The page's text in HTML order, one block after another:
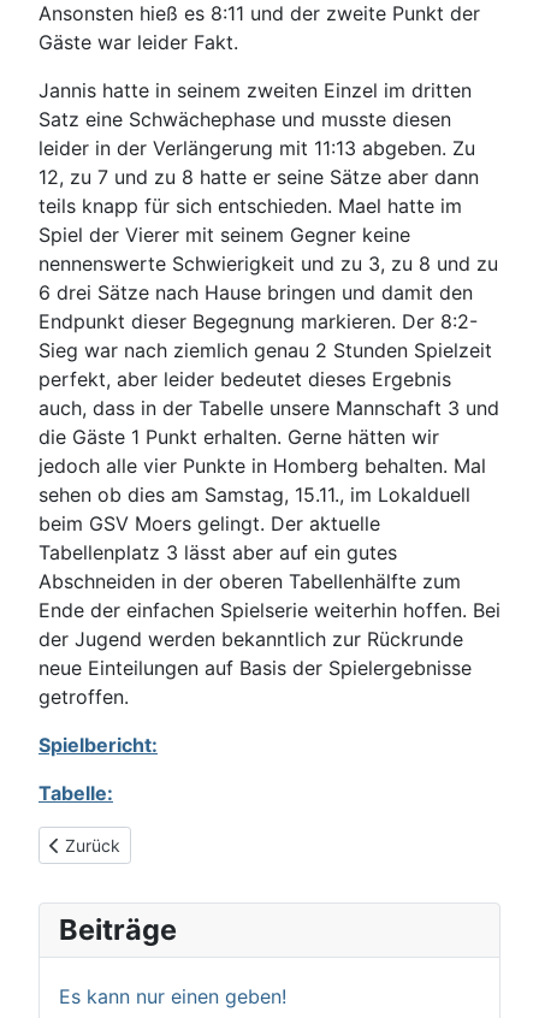
Ansonsten hieß es 8:11 und der zweite Punkt der
Gäste war leider Fakt.
Jannis hatte in seinem zweiten Einzel im dritten
Satz eine Schwächephase und musste diesen
leider in der Verlängerung mit 11:13 abgeben. Zu
12, zu 7 und zu 8 hatte er seine Sätze aber dann
teils knapp für sich entschieden. Mael hatte im
Spiel der Vierer mit seinem Gegner keine
nennenswerte Schwierigkeit und zu 3, zu 8 und zu
6 drei Sätze nach Hause bringen und damit den
Endpunkt dieser Begegnung markieren. Der 8:2-
Sieg war nach ziemlich genau 2 Stunden Spielzeit
perfekt, aber leider bedeutet dieses Ergebnis
auch, dass in der Tabelle unsere Mannschaft 3 und
die Gäste 1 Punkt erhalten. Gerne hätten wir
jedoch alle vier Punkte in Homberg behalten. Mal
sehen ob dies am Samstag, 15.11., im Lokalduell
beim GSV Moers gelingt. Der aktuelle
Tabellenplatz 3 lässt aber auf ein gutes
Abschneiden in der oberen Tabellenhälfte zum
Ende der einfachen Spielserie weiterhin hoffen. Bei
der Jugend werden bekanntlich zur Rückrunde
neue Einteilungen auf Basis der Spielergebnisse
getroffen.
Spielbericht:
Tabelle:
Vorheriger Beitrag: Jugend behauptet sich beachtlich
Zurück
Beiträge
Es kann nur einen geben!